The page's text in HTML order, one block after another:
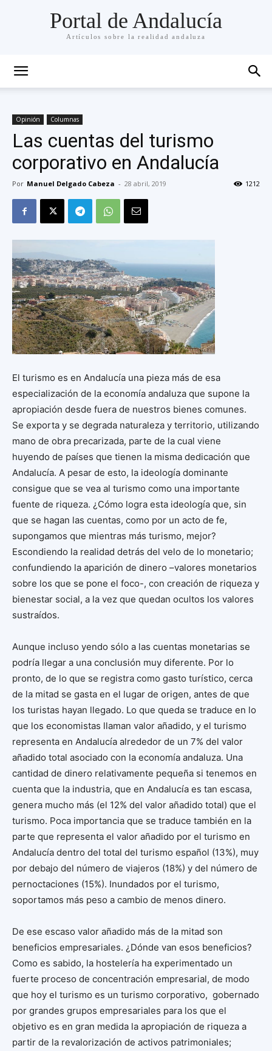
Portal de Andalucía
Artículos sobre la realidad andaluza
Opinión Columnas
Las cuentas del turismo
corporativo en Andalucía
Por Manuel Delgado Cabeza - 28 abril, 2019 1212
El turismo es en Andalucía una pieza más de esa
especialización de la economía andaluza que supone la
apropiación desde fuera de nuestros bienes comunes.
Se exporta y se degrada naturaleza y territorio, utilizando
mano de obra precarizada, parte de la cual viene
huyendo de países que tienen la misma dedicación que
Andalucía. A pesar de esto, la ideología dominante
consigue que se vea al turismo como una importante
fuente de riqueza. ¿Cómo logra esta ideología que, sin
que se hagan las cuentas, como por un acto de fe,
supongamos que mientras más turismo, mejor?
Escondiendo la realidad detrás del velo de lo monetario;
confundiendo la aparición de dinero –valores monetarios
sobre los que se pone el foco-, con creación de riqueza y
bienestar social, a la vez que quedan ocultos los valores
sustraídos.
Aunque incluso yendo sólo a las cuentas monetarias se
podría llegar a una conclusión muy diferente. Por lo
pronto, de lo que se registra como gasto turístico, cerca
de la mitad se gasta en el lugar de origen, antes de que
los turistas hayan llegado. Lo que queda se traduce en lo
que los economistas llaman valor añadido, y el turismo
representa en Andalucía alrededor de un 7% del valor
añadido total asociado con la economía andaluza. Una
cantidad de dinero relativamente pequeña si tenemos en
cuenta que la industria, que en Andalucía es tan escasa,
genera mucho más (el 12% del valor añadido total) que el
turismo. Poca importancia que se traduce también en la
parte que representa el valor añadido por el turismo en
Andalucía dentro del total del turismo español (13%), muy
por debajo del número de viajeros (18%) y del número de
pernoctaciones (15%). Inundados por el turismo,
soportamos más peso a cambio de menos dinero.
De ese escaso valor añadido más de la mitad son
beneficios empresariales. ¿Dónde van esos beneficios?
Como es sabido, la hostelería ha experimentado un
fuerte proceso de concentración empresarial, de modo
que hoy el turismo es un turismo corporativo, gobernado
por grandes grupos empresariales para los que el
objetivo es en gran medida la apropiación de riqueza a
partir de la revalorización de activos patrimoniales;